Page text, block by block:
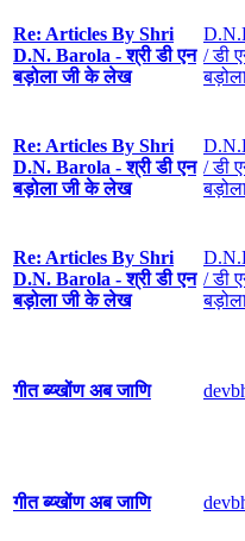
Re: Articles By Shri
D.N. Barola - श्री डी एन
बड़ोला जी के लेख
/ डी
Re: Articles By Shri
D.N. Barola - श्री डी एन
बड़ोला जी के लेख
/ डी
Re: Articles By Shri
D.N. Barola - श्री डी एन
बड़ोला जी के लेख
/ डी
गीत ब्य्खोंण अब जाणि
गीत ब्य्खोंण अब जाणि